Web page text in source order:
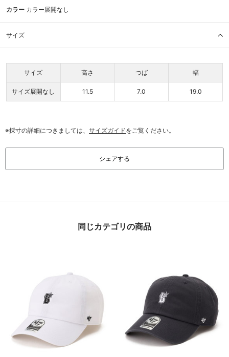
カラー カラー展開なし
サイズ
サイズ 高さ つば 幅
サイズ展開なし 11.5 7.0 19.0
※採寸の詳細につきましては、 サイズガイドをご覧ください。
シェアする
同じカテゴリの商品